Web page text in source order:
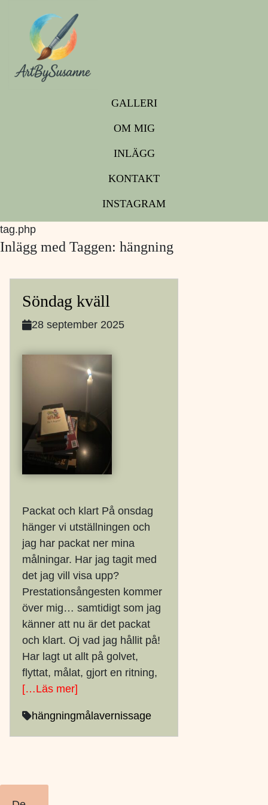
GALLERI
OM MIG
INLÄGG
KONTAKT
INSTAGRAM
tag.php
Inlägg med Taggen: hängning
Söndag kväll
28 september 2025
Packat och klart På onsdag
hänger vi utställningen och
jag har packat ner mina
målningar. Har jag tagit med
det jag vill visa upp?
Prestationsångesten kommer
över mig… samtidigt som jag
känner att nu är det packat
och klart. Oj vad jag hållit på!
Har lagt ut allt på golvet,
flyttat, målat, gjort en ritning,
[…Läs mer]
hängningmålavernissage